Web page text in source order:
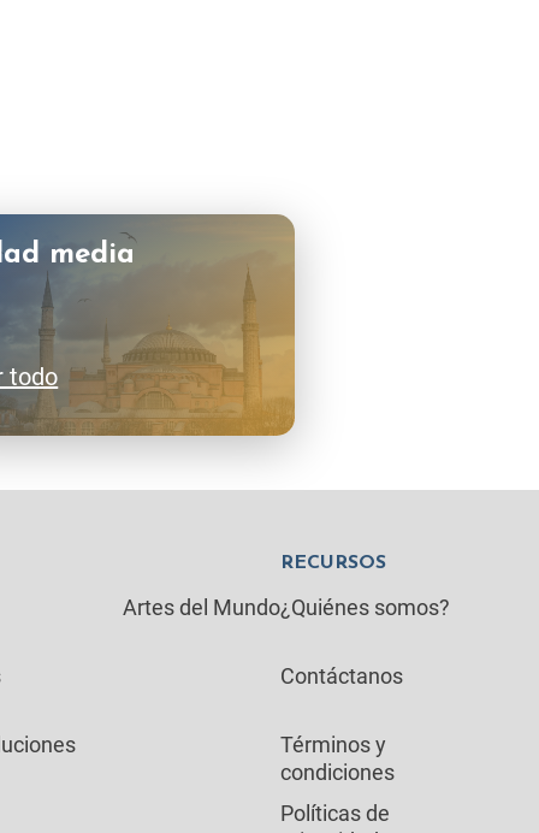
media
todo
Artes del Mundo
RECURSOS
¿Quiénes somos?
Contáctanos
Términos y
condiciones
Políticas de